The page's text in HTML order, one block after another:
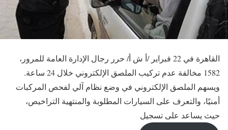
القاهرة في 22 فبراير /أ ش أ/ حرر رجال الإدارة العامة للمرور،
1582 مخالفة عدم تركيب الملصق الإلكتروني خلال 24 ساعة.
ويسهم الملصق الإلكتروني في وضع نظام آلي لفحص المركبات
أمنيًا، والتعرف على السيارات المطلوبة والمنتهية التراخيص،
حيث يساعد على تسجيل